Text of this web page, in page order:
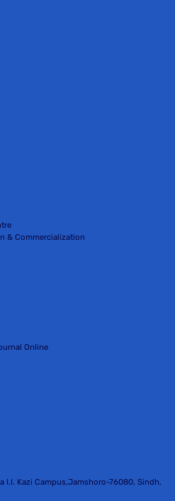
& Commercialization
Online
I.I. Kazi Campus,Jamshoro-76080, Sindh,